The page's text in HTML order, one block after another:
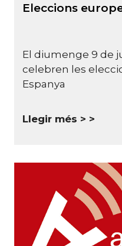
Eleccions
El diumenge 9 de
celebren les
Espanya
Llegir més >